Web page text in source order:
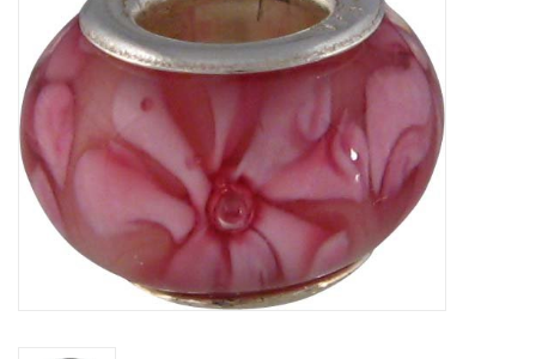
Tassen en meer
Haaraccesoires
Zonnebrillen
Fashion
ON THE BEACH